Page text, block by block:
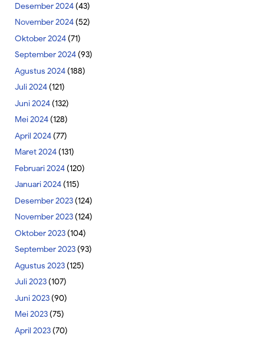
Desember 2024(43)
November 2024(52)
Oktober 2024(71)
September 2024(93)
Agustus 2024(188)
Juli 2024(121)
Juni 2024(132)
Mei 2024(128)
April 2024(77)
Maret 2024(131)
Februari 2024(120)
Januari 2024(115)
Desember 2023(124)
November 2023(124)
Oktober 2023(104)
September 2023(93)
Agustus 2023(125)
Juli 2023(107)
Juni 2023(90)
Mei 2023(75)
April 2023(70)